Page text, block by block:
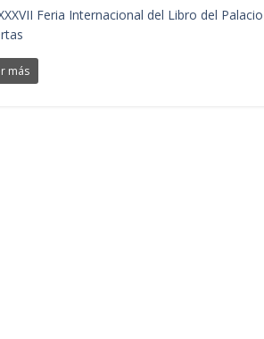
Feria Internacional del Libro del
más